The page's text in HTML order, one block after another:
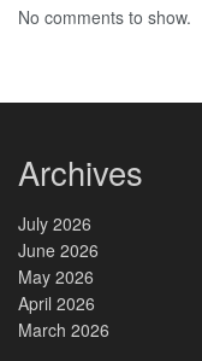
No comments to show.
Archives
July 2026
June 2026
May 2026
April 2026
March 2026